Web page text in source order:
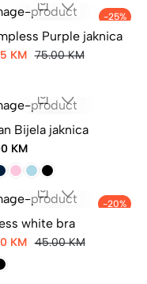
-25%
Purple jaknica
KM 75.00 KM
Bijela jaknica
KM
-20%
white bra
KM 45.00 KM